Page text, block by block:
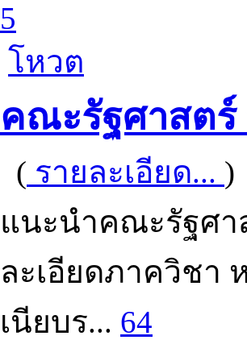
5
โหวต
คณะรัฐศาสต
( รายละเอียด... )
แนะนำคณะรัฐศา
ละเอียดภาควิชา
เนียบร... 64